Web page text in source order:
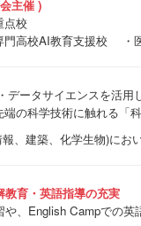
主催 )
点校
高校AI教育支援校 ・
ータサイエンスを活用
の科学技術に触れる「
、建築、化学生物)にお
育・英語指導の充実
、English Campでの英